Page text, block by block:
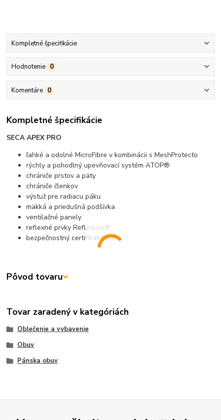
Kompletné špecifikácie
Hodnotenie 0
Komentáre 0
Kompletné špecifikácie
SECA APEX PRO
ľahké a odolné MicroFibre v kombinácii s MeshProtecto
rýchly a pohodlný upevňovací systém ATOP®
chrániče prstov a päty
chrániče členkov
výstuž pre radiacu páku
mäkká a priedušná podšívka
ventilačné panely
reflexné prvky ReflexLite®
bezpečnostný certifikát CE
Pôvod tovaru
Tovar zaradený v kategóriách
Oblečenie a vybavenie
Obuv
Pánska obuv